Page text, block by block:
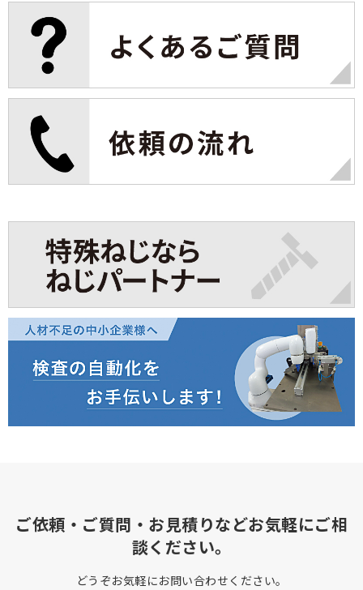
ご依頼・ご質問・お見積りなどお気軽にご相
談ください。
どうぞお気軽にお問い合わせください。